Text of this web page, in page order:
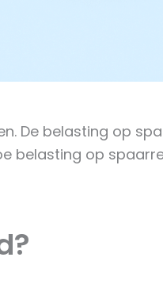
De belasting op
belasting op